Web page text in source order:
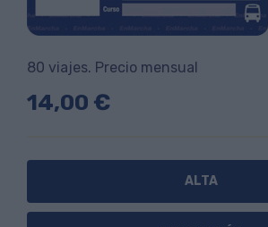
80 viajes. Precio mensual
14,00 €
ALTA